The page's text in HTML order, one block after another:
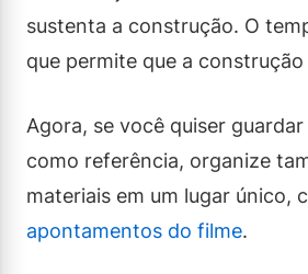
sustenta a construção. O
que permite que a
Agora, se você quiser
como referência, organize
materiais em um lugar único,
apontamentos do filme.